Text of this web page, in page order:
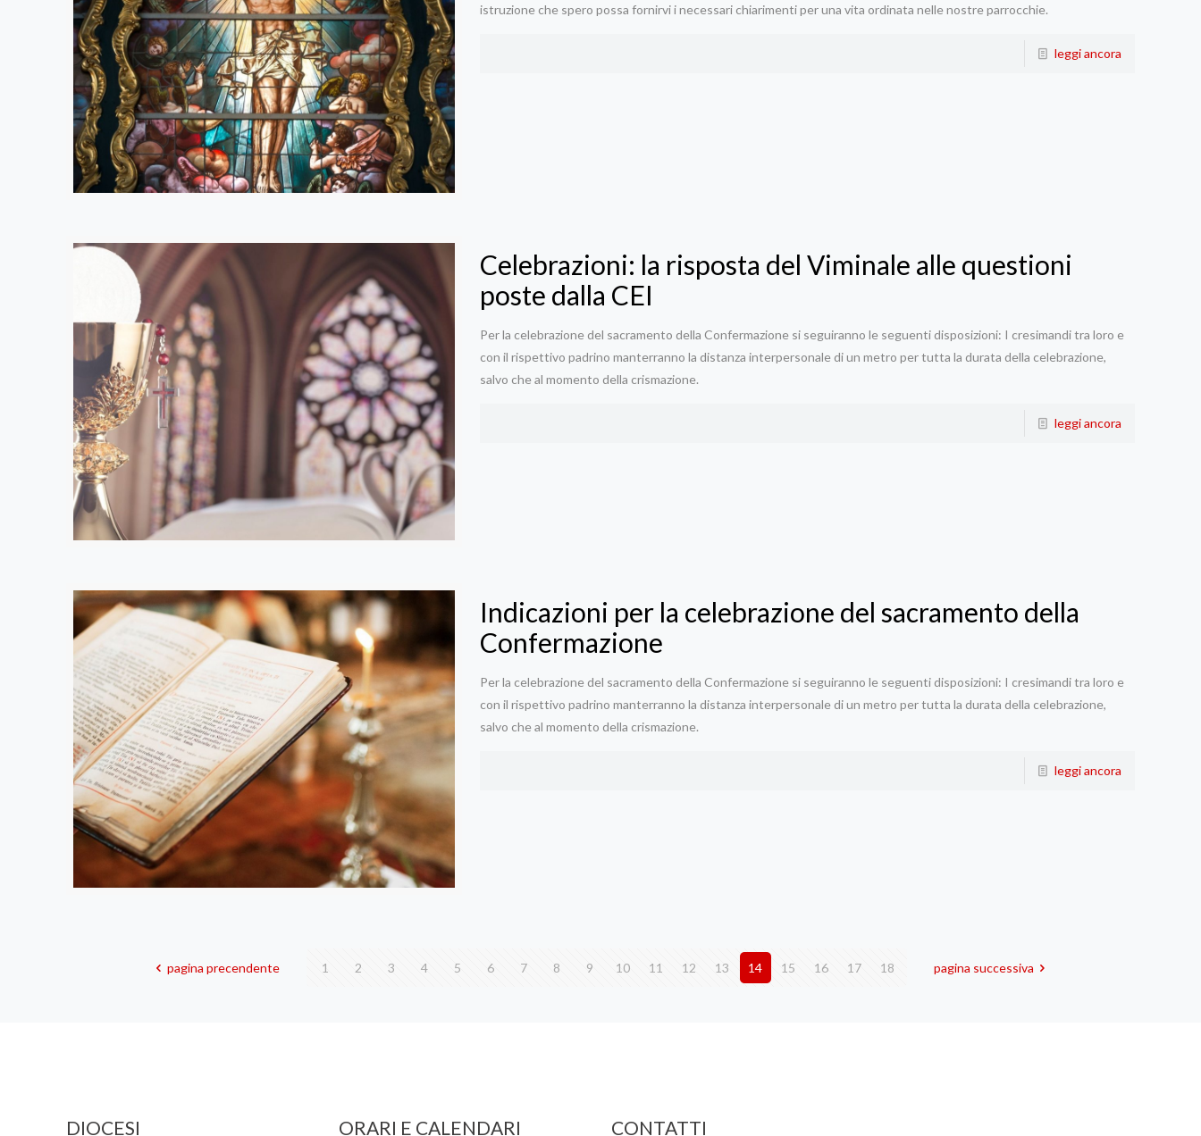
istruzione che spero possa fornirvi i necessari chiarimenti per una vita ordinata nelle nostre parrocchie.
leggi ancora
Celebrazioni: la risposta del Viminale alle questioni
poste dalla CEI
Per la celebrazione del sacramento della Confermazione si seguiranno le seguenti disposizioni: I cresimandi tra loro e
con il rispettivo padrino manterranno la distanza interpersonale di un metro per tutta la durata della celebrazione,
salvo che al momento della crismazione.
leggi ancora
Indicazioni per la celebrazione del sacramento della
Confermazione
Per la celebrazione del sacramento della Confermazione si seguiranno le seguenti disposizioni: I cresimandi tra loro e
con il rispettivo padrino manterranno la distanza interpersonale di un metro per tutta la durata della celebrazione,
salvo che al momento della crismazione.
leggi ancora
pagina precendente 1 2 3 4 5 6 7 8 9 10 11 12 13 14 15 16 17 18 pagina successiva
DIOCESI ORARI E CALENDARI CONTATTI